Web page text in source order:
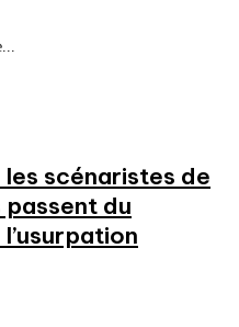
scénaristes de
passent du